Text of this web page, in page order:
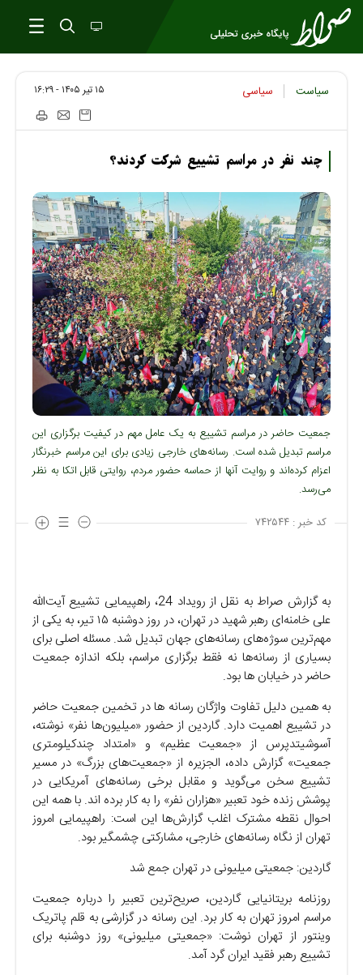
سیاست سیاسی ۱۵ تير ۱۴۰۵ - ۱۶:۲۹
چند نفر در مراسم تشییع شرکت کردند؟
جمعیت حاضر در مراسم تشییع به یک عامل مهم در کیفیت برگزاری این
مراسم تبدیل شده است. رسانه‌های خارجی زیادی برای این مراسم خبرنگار
اعزام کرده‌اند و روایت آنها از حماسه حضور مردم، روایتی قابل اتکا به نظر
می‌رسد.
کد خبر : ۷۴۲۵۴۴
به گزارش صراط به نقل از رویداد 24، راهپیمایی تشییع آیت‌الله
علی خامنه‌ای رهبر شهید در تهران، در روز دوشنبه ۱۵ تیر، به یکی از
مهم‌ترین سوژه‌های رسانه‌های جهان تبدیل شد. مسئله اصلی برای
بسیاری از رسانه‌ها نه فقط برگزاری مراسم، بلکه اندازه جمعیت
حاضر در خیابان ها بود.
به همین دلیل تفاوت واژگان رسانه ها در تخمین جمعیت حاضر
در تشییع اهمیت دارد. گاردین از حضور «میلیون‌ها نفر» نوشته،
آسوشیتدپرس از «جمعیت عظیم» و «امتداد چندکیلومتری
جمعیت» گزارش داده، الجزیره از «جمعیت‌های بزرگ» در مسیر
تشییع سخن می‌گوید و مقابل برخی رسانه‌های آمریکایی در
پوشش زنده خود تعبیر «هزاران نفر» را به کار برده اند. با همه این
احوال نقطه مشترک اغلب گزارش‌ها این است: راهپیمایی امروز
تهران از نگاه رسانه‌های خارجی، مشارکتی چشمگیر بود.
گاردین: جمعیتی میلیونی در تهران جمع شد
روزنامه بریتانیایی گاردین، صریح‌ترین تعبیر را درباره جمعیت
مراسم امروز تهران به کار برد. این رسانه در گزارشی به قلم پاتریک
وینتور از تهران نوشت: «جمعیتی میلیونی» روز دوشنبه برای
تشییع رهبر فقید ایران گرد آمد.